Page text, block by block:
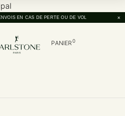
EN CAS DE PERTE OU DE VOL ×
PANIER0